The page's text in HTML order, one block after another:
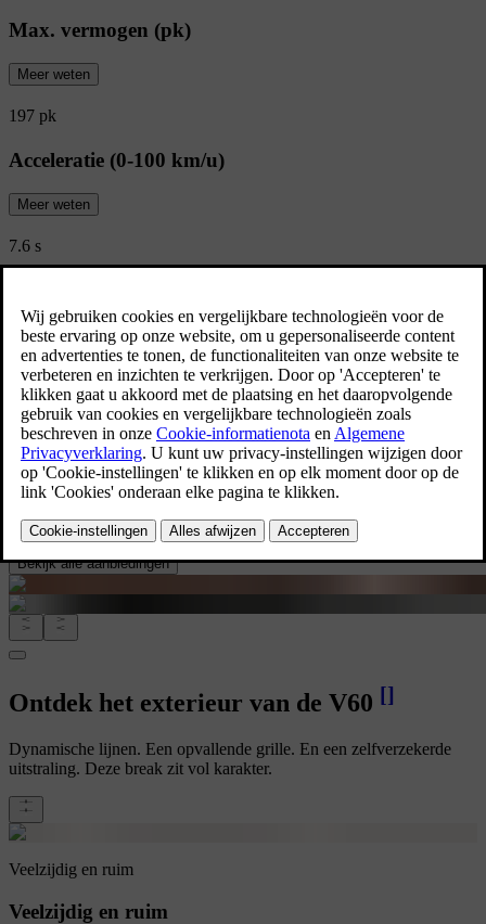
Max. vermogen (pk)
Meer weten
197 pk
Acceleratie (0-100 km/u)
Meer weten
7.6 s
143 g/km
Bekijk alle specificaties
Limited Edition
Ontdek de Volvo V60 Limited Editions
Ontdek de Volvo V60 Limited Editions beschikbaar voor zowel
particulieren als professionelen.
Bekijk alle aanbiedingen
Ontdek het exterieur van de V60 []
Dynamische lijnen. Een opvallende grille. En een zelfverzekerde
uitstraling. Deze break zit vol karakter.
Veelzijdig en ruim
Veelzijdig en ruim